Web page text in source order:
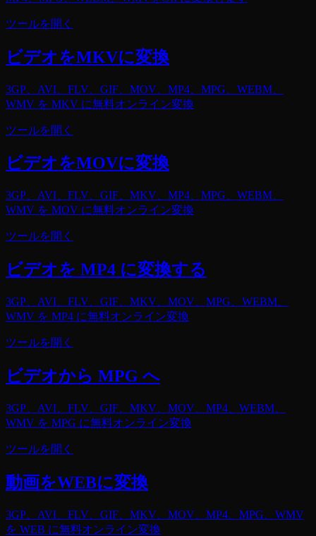
ツールを開く
ビデオをMKVに変換
3GP、AVI、FLV、GIF、MOV、MP4、MPG、WEBM、
WMV を MKV に無料オンライン変換
ツールを開く
ビデオをMOVに変換
3GP、AVI、FLV、GIF、MKV、MP4、MPG、WEBM、
WMV を MOV に無料オンライン変換
ツールを開く
ビデオを MP4 に変換する
3GP、AVI、FLV、GIF、MKV、MOV、MPG、WEBM、
WMV を MP4 に無料オンライン変換
ツールを開く
ビデオから MPG へ
3GP、AVI、FLV、GIF、MKV、MOV、MP4、WEBM、
WMV を MPG に無料オンライン変換
ツールを開く
動画をWEBに変換
3GP、AVI、FLV、GIF、MKV、MOV、MP4、MPG、WMV
を WEB に無料オンライン変換